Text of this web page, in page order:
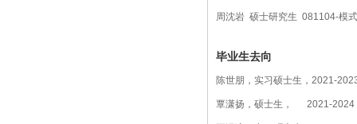
周沈岩 硕士研究生 081104-模
毕业生去向
陈世朋，实习硕士生，2021-
覃潇扬，硕士生， 2021-2024